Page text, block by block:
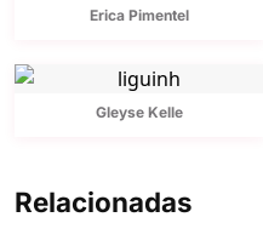
Erica Pimentel
Gleyse Kelle
Relacionadas